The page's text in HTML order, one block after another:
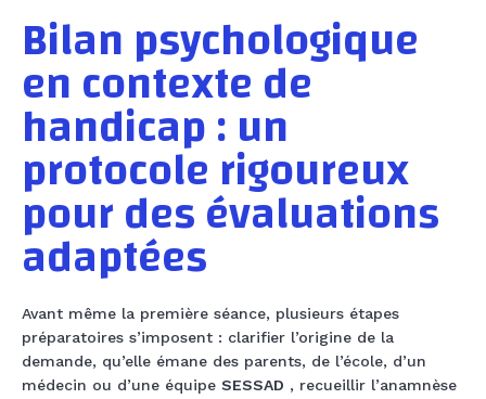
Bilan psychologique
en contexte de
handicap : un
protocole rigoureux
pour des évaluations
adaptées
Avant même la première séance, plusieurs étapes
préparatoires s’imposent : clarifier l’origine de la
demande, qu’elle émane des parents, de l’école, d’un
médecin ou d’une équipe SESSAD , recueillir l’anamnèse